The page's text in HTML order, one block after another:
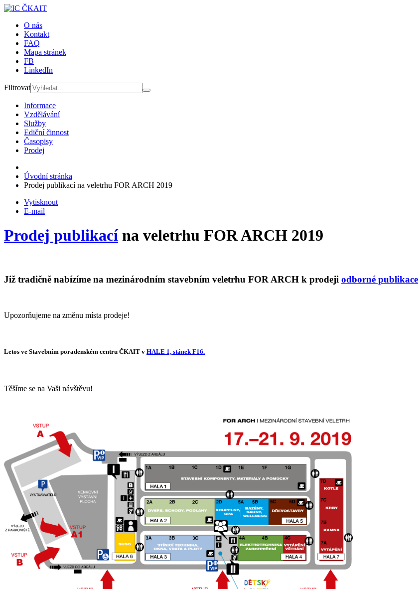
O nás
Kontakt
FAQ
Mapa stránek
FB
LinkedIn
Filtrovat
Informace
Vzdělávání
Služby
Ediční činnost
Časopisy
Prodej
Úvodní stránka
Prodej publikací na veletrhu FOR ARCH 2019
Vytisknout
E-mail
Prodej publikacína veletrhu FOR ARCH 2019
Již tradičně nabízíme na mezinárodním stavebním veletrhu FOR ARCH k prodeji odborné publikace
Upozorňujeme na změnu místa prodeje!
Letos ve Stavebním poradenském centru ČKAIT v HALE 1, stánek F16.
Těšíme se na Vaši návštěvu!